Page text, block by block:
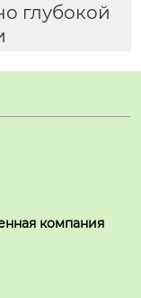
глубокой
компания